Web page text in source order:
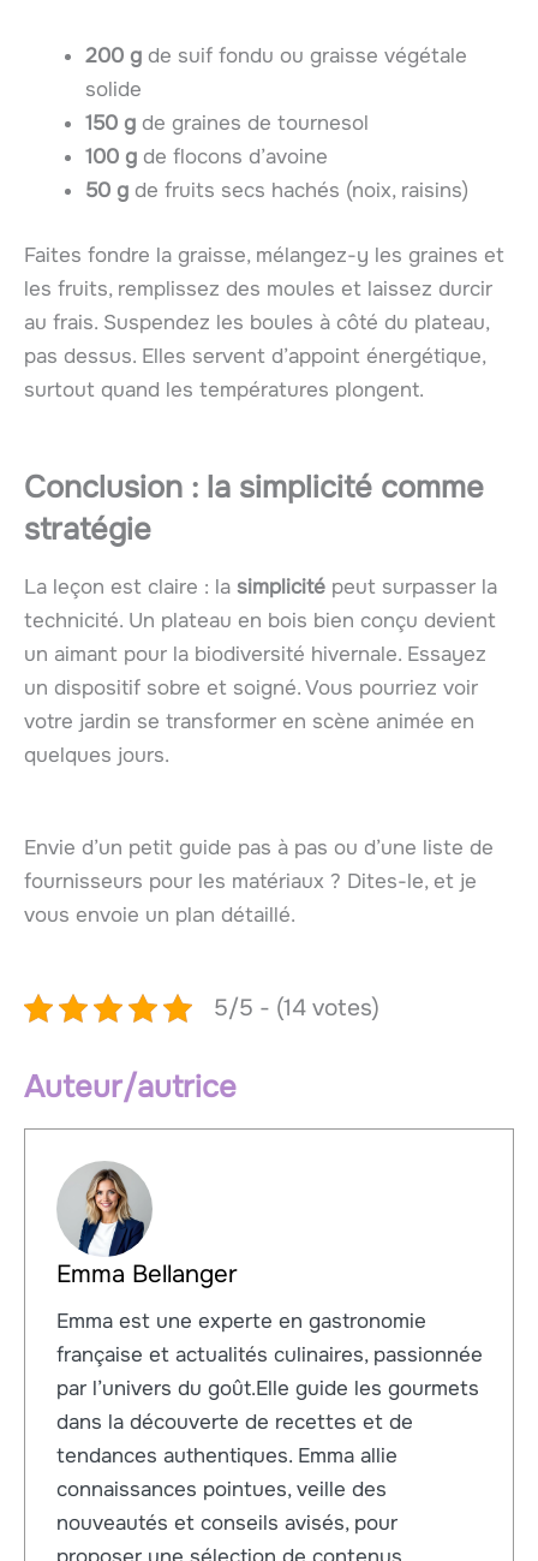
200 g de suif fondu ou graisse végétale
solide
150 g de graines de tournesol
100 g de flocons d’avoine
50 g de fruits secs hachés (noix, raisins)
Faites fondre la graisse, mélangez-y les graines et
les fruits, remplissez des moules et laissez durcir
au frais. Suspendez les boules à côté du plateau,
pas dessus. Elles servent d’appoint énergétique,
surtout quand les températures plongent.
Conclusion : la simplicité comme
stratégie
La leçon est claire : la simplicité peut surpasser la
technicité. Un plateau en bois bien conçu devient
un aimant pour la biodiversité hivernale. Essayez
un dispositif sobre et soigné. Vous pourriez voir
votre jardin se transformer en scène animée en
quelques jours.
Envie d’un petit guide pas à pas ou d’une liste de
fournisseurs pour les matériaux ? Dites-le, et je
vous envoie un plan détaillé.
5/5 - (14 votes)
Auteur/autrice
Emma Bellanger
Emma est une experte en gastronomie
française et actualités culinaires, passionnée
par l’univers du goût.Elle guide les gourmets
dans la découverte de recettes et de
tendances authentiques. Emma allie
connaissances pointues, veille des
nouveautés et conseils avisés, pour